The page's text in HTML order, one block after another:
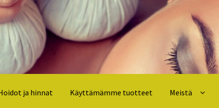
ja hinnat Käyttämämme tuotteet Meistä